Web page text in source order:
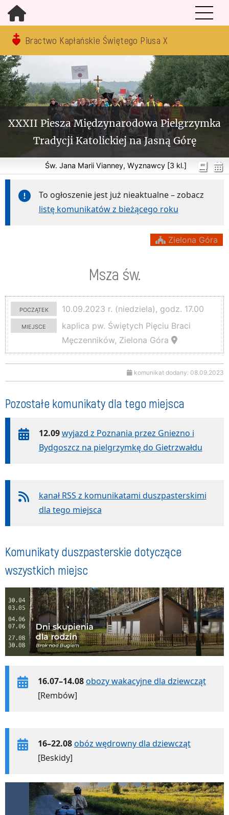
Bractwo Kapłańskie Świętego Piusa X
XXXII Piesza Międzynarodowa Pielgrzymka
Tradycji Katolickiej na Jasną Górę
Św. Jana Marii Vianney, Wyznawcy [3 kl.]
To ogłoszenie jest już nieaktualne – zobacz
listę komunikatów z bieżącego roku
Zielona Góra
Msza św.
początek
10.09.2023 r. (niedziela), godz. 17.00
miejsce
kaplica pw. Świętych Pięciu Braci
Męczenników, Zielona Góra
komunikat dodany: 08.09.2023
Pozostałe komunikaty dla tego miejsca
12.09 wyjazd z Poznania przez Gniezno i
Bydgoszcz na pielgrzymkę do Gietrzwałdu
kanał RSS z komunikatami duszpasterskimi
dla tego miejsca
Komunikaty duszpasterskie dotyczące
wszystkich miejsc
16.07–14.08obozy wakacyjne dla dziewcząt
[Rembów]
16–22.08obóz wędrowny dla dziewcząt
[Beskidy]